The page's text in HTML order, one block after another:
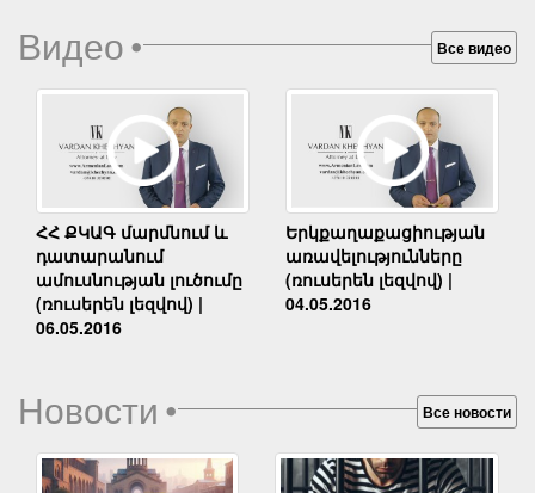
Видео• Все видео
ՀՀ ՔԿԱԳ մարմնում և
դատարանում
ամուսնության լուծումը
(ռուսերեն լեզվով) |
06.05.2016
Երկքաղաքացիության
առավելությունները
(ռուսերեն լեզվով) |
04.05.2016
Новости• Все новости